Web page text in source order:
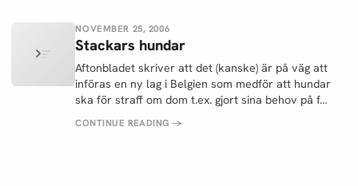
NOVEMBER 25, 2006
Stackars hundar
Aftonbladet skriver att det (kanske) är på väg att
införas en ny lag i Belgien som medför att hundar
ska för straff om dom t.ex. gjort sina behov på f…
CONTINUE READING→